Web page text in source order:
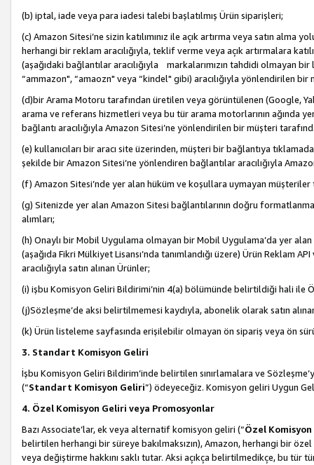
(b) iptal, iade veya para iadesi talebi başlatılmış Ürün siparişleri;
(c) Amazon Sitesi’ne sizin katılımınız ile açık artırma veya satın alma
herhangi bir reklam aracılığıyla, teklif verme veya açık artırmalara
(aşağıdaki bağlantılar aracılığıyla markalarımızın tahdidi olmayan
“ammazon", “amaozn" veya “kindel" gibi) aracılığıyla yönlendirilen
(d)bir Arama Motoru tarafından üretilen veya görüntülenen (Google,
arama ve referans hizmetleri veya bu tür arama motorlarının ağında
bağlantı aracılığıyla Amazon Sitesi’ne yönlendirilen bir müşteri
(e) kullanıcıları bir aracı site üzerinden, müşteri bir bağlantıya
şekilde bir Amazon Sitesi’ne yönlendiren bağlantılar aracılığıyla
(f) Amazon Sitesi’nde yer alan hüküm ve koşullara uymayan müşteriler
(g) Sitenizde yer alan Amazon Sitesi bağlantılarının doğru
alımları;
(h) Onaylı bir Mobil Uygulama olmayan bir Mobil Uygulama’da yer
(aşağıda Fikri Mülkiyet Lisansı’nda tanımlandığı üzere) Ürün Reklam
aracılığıyla satın alınan Ürünler;
(i) işbu Komisyon Geliri Bildirimi’nin 4(a) bölümünde belirtildiği hali ile
(j)Sözleşme’de aksi belirtilmemesi kaydıyla, abonelik olarak satın
(k) Ürün listeleme sayfasında erişilebilir olmayan ön sipariş veya ön
3. Standart Komisyon Geliri
İşbu Komisyon Geliri Bildirim’inde belirtilen sınırlamalara ve
(“Standart Komisyon Geliri”) ödeyeceğiz. Komisyon geliri Uygun
4. Özel Komisyon Geliri veya Promosyonlar
Bazı Associate’lar, ek veya alternatif komisyon geliri (“Özel
belirtilen herhangi bir süreye bakılmaksızın), Amazon, herhangi bir
veya değiştirme hakkını saklı tutar. Aksi açıkça belirtilmedikçe, bu tür